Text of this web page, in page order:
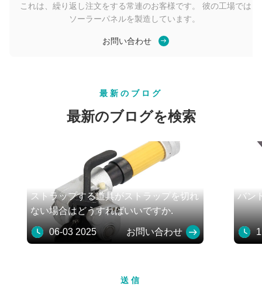
これは、繰り返し注文をする常連のお客様です。 彼の工場では
ソーラーパネルを製造しています。
お問い合わせ
最新のブログ
最新のブログを検索
ストラップする道具がストラップを切れ
ない場合はどうすればいいですか.
06-03 2025 お問い合わせ
バン
送信